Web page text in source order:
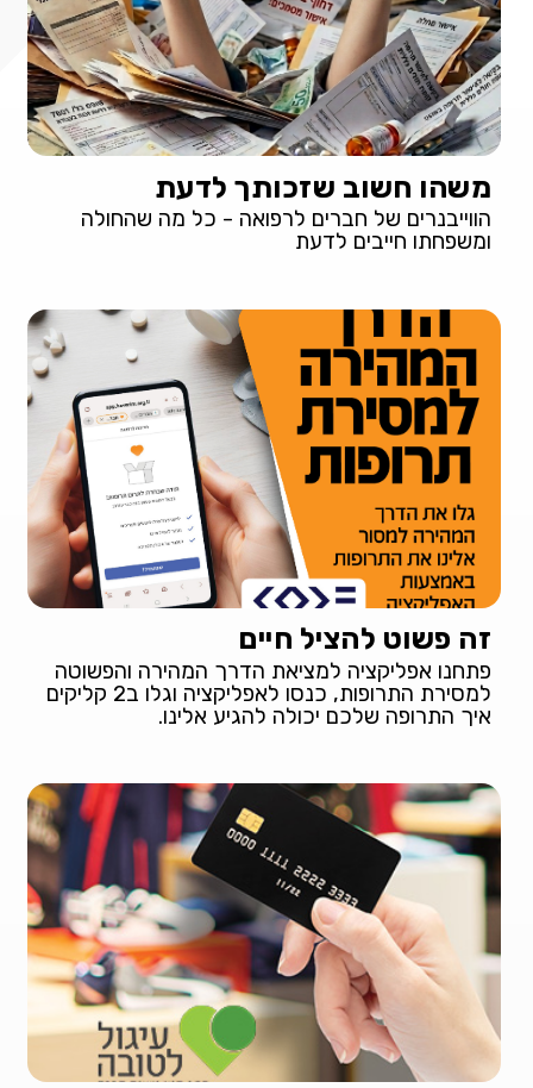
משהו חשוב שזכותך לדעת
הווייבנרים של חברים לרפואה - כל מה שהחולה
ומשפחתו חייבים לדעת
זה פשוט להציל חיים
פתחנו אפליקציה למציאת הדרך המהירה והפשוטה
למסירת התרופות, כנסו לאפליקציה וגלו ב2 קליקים
איך התרופה שלכם יכולה להגיע אלינו.